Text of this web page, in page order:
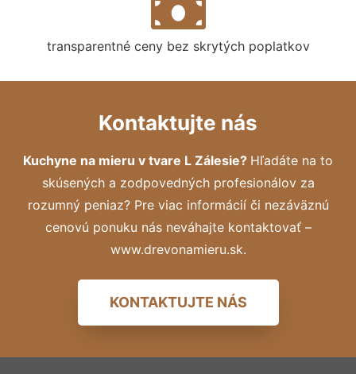
transparentné ceny bez skrytých poplatkov
Kontaktujte nás
Kuchyne na mieru v tvare L Zálesie? Hľadáte na to
skúsených a zodpovedných profesionálov za
rozumný peniaz? Pre viac informácií či nezáväznú
cenovú ponuku nás neváhajte kontaktovať –
www.drevonamieru.sk.
KONTAKTUJTE NÁS